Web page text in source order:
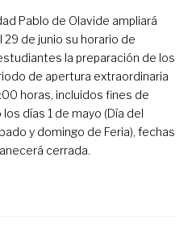
Pablo de Olavide ampliará
de junio su horario de
la preparación de los
de apertura extraordinaria
horas, incluidos fines de
días 1 de mayo (Día del
y domingo de Feria), fechas
cerrada.